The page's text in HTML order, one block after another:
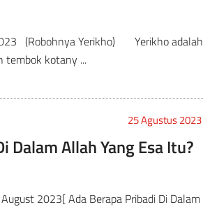
(Robohnya Yerikho) Yerikho adalah
tembok kotany ...
25 Agustus 2023
Dalam Allah Yang Esa Itu?
2023[ Ada Berapa Pribadi Di Dalam